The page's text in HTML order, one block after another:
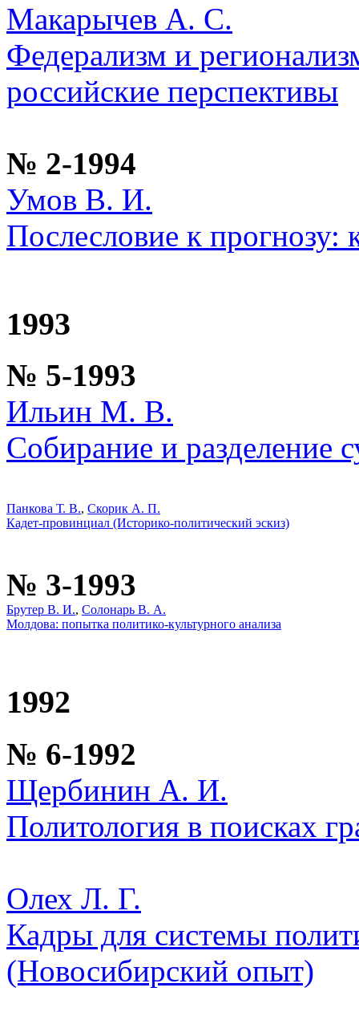
Макарычев А. С.
Федерализм и
российские перспективы
№ 2-1994
Умов В. И.
Послесловие к прогнозу:
1993
№ 5-1993
Ильин М. В.
Собирание и разделение
Панкова Т. В., Скорик А. П.
Кадет-провинциал (Историко-политический эскиз)
№ 3-1993
Брутер В. И., Солонарь В. А.
Молдова: попытка политико-культурного анализа
1992
№ 6-1992
Щербинин А. И.
Политология в поисках
Олех Л. Г.
Кадры для системы
(Новосибирский опыт)